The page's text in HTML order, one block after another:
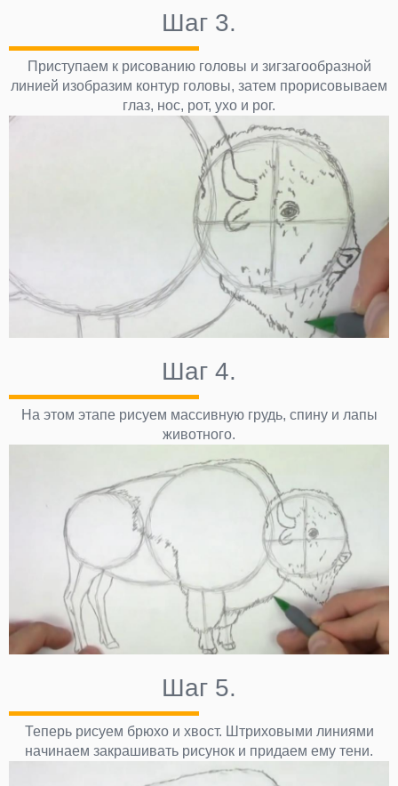
Шаг 3.
Приступаем к рисованию головы и зигзагообразной
линией изобразим контур головы, затем прорисовываем
глаз, нос, рот, ухо и рог.
Шаг 4.
На этом этапе рисуем массивную грудь, спину и лапы
животного.
Шаг 5.
Теперь рисуем брюхо и хвост. Штриховыми линиями
начинаем закрашивать рисунок и придаем ему тени.